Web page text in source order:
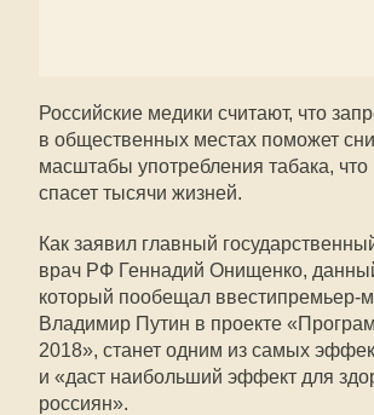
Российские медики считают, что
в общественных местах поможет
масштабы употребления табака, что
спасет тысячи жизней.
Как заявил главный
врач РФ Геннадий Онищенко,
который пообещал ввестипремьер-
Владимир Путин в проекте
2018», станет одним из самых
и «даст наибольший эффект для
россиян».